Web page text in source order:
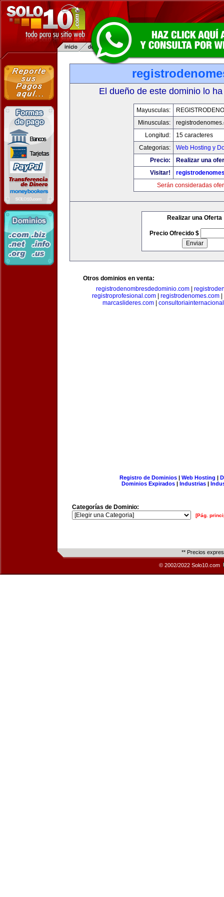
El dueño de este dominio lo
Mayusculas:
Minusculas:
Longitud:
15 caracteres
Categorias:
Web Hosting y
Precio:
Realizar una
Visitar!
Serán consideradas
Realizar una Oferta
Precio Ofrecido $
Otros dominios en venta:
registrodenombresdedominio.com|
registroprofesional.com| registrodenomes.com|
marcaslideres.com
Registro de Dominios| Web Hosting |
Dominios Expirados | Industrias |
Categorías de Dominio:
[Pág.
** Precios
© 2002/2022 Solo10.com